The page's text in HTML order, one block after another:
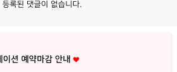
등록된 댓글이 없습니다.
션 예약마감 안내